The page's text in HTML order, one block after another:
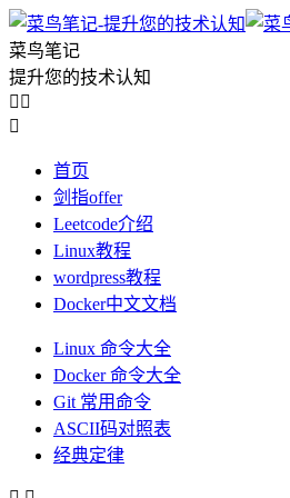
菜鸟笔记
提升您的技术认知
 

首页
剑指offer
Leetcode介绍
Linux教程
wordpress教程
Docker中文文档
Linux 命令大全
Docker 命令大全
Git 常用命令
ASCII码对照表
经典定律